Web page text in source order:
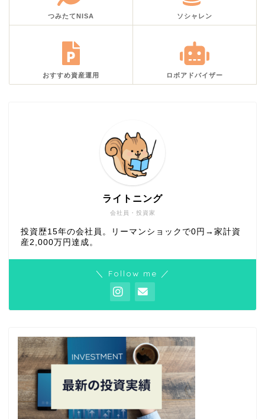
つみたてNISA ソシャレン
おすすめ資産運用 ロボアドバイザー
会社員・投資家
ライトニング
投資歴15年の会社員。リーマンショックで0円→家計資
産2,000万円達成。
＼ Follow me ／